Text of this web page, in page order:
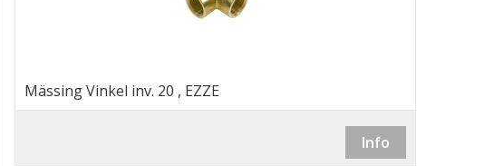
Mässing Vinkel inv. 20 , EZZE
Info